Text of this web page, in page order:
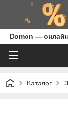
Domon —
Каталог